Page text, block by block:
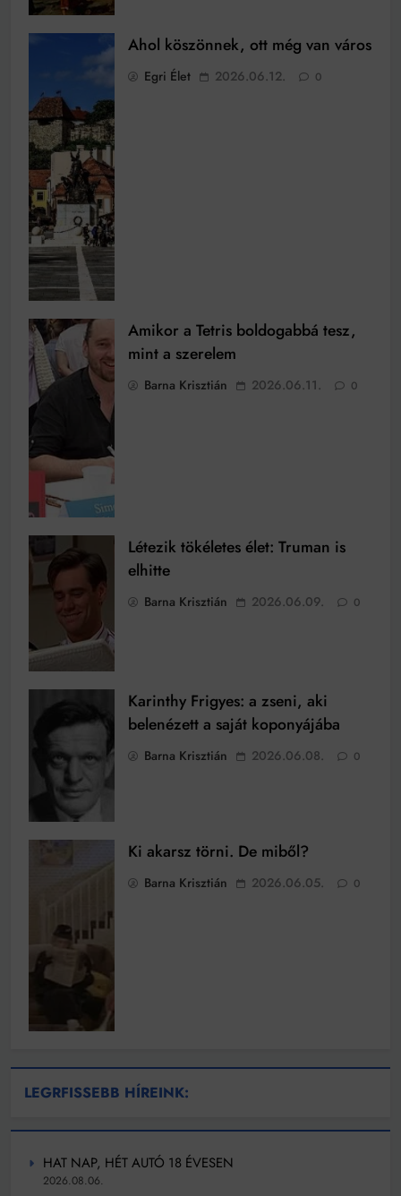
Ahol köszönnek, ott még van város
Egri Élet 2026.06.12. 0
Amikor a Tetris boldogabbá tesz,
mint a szerelem
Barna Krisztián 2026.06.11. 0
Létezik tökéletes élet: Truman is
elhitte
Barna Krisztián 2026.06.09. 0
Karinthy Frigyes: a zseni, aki
belenézett a saját koponyájába
Barna Krisztián 2026.06.08. 0
Ki akarsz törni. De miből?
Barna Krisztián 2026.06.05. 0
LEGRFISSEBB HÍREINK:
HAT NAP, HÉT AUTÓ 18 ÉVESEN
2026.08.06.